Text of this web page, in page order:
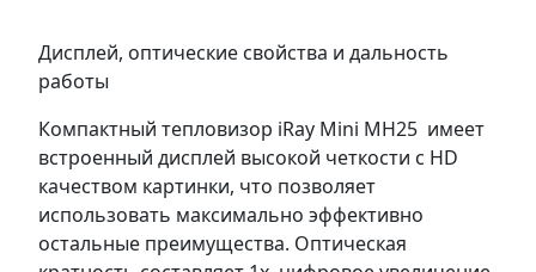
Дисплей, оптические свойства и дальность
работы
Компактный тепловизор iRay Mini MH25 имеет
встроенный дисплей высокой четкости с HD
качеством картинки, что позволяет
использовать максимально эффективно
остальные преимущества. Оптическая